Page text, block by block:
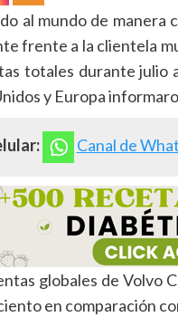
al mundo de manera
frente a la clientela
totales durante julio
y Europa
Canal de
globales de Volvo
en comparación